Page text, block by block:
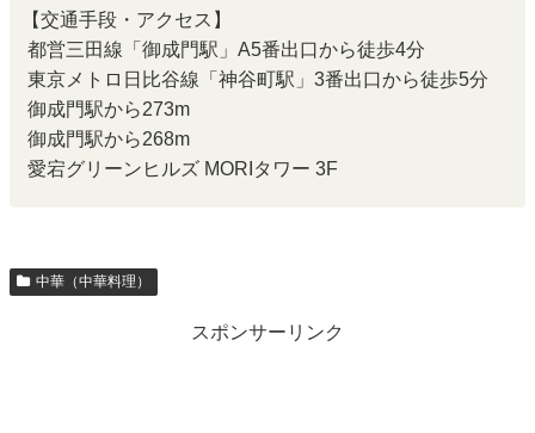
【交通手段・アクセス】
都営三田線「御成門駅」A5番出口から徒歩4分
東京メトロ日比谷線「神谷町駅」3番出口から徒歩5分
御成門駅から273m
御成門駅から268m
愛宕グリーンヒルズ MORIタワー 3F
中華（中華料理）
スポンサーリンク